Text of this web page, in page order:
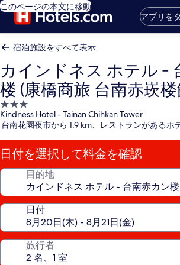
このページの本文に移動
アプリを
宿泊施設をすべて表示
カインドネス ホテル -
楼 (康橋商旅 台南赤崁
3.0
つ
星
宿
泊
施
Kindness Hotel - Tainan Chihkan Tower
台南花園夜市から 1.9 km、レストランがあるホ
日付を選択して料金を確認
目的地
日付
旅行者